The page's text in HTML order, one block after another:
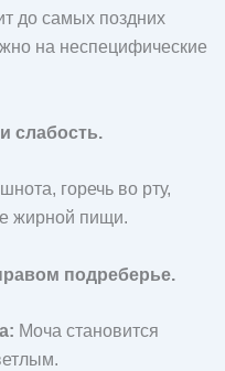
до самых поздних
на неспецифические
слабость.
горечь во рту,
жирной пищи.
подреберье.
Моча становится